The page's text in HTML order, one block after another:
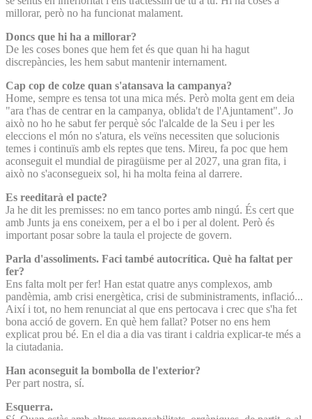
millorar, però no ha funcionat malament.
Doncs que hi ha a millorar?
De les coses bones que hem fet és que quan hi ha hagut
discrepàncies, les hem sabut mantenir internament.
Cap cop de colze quan s'atansava la campanya?
Home, sempre es tensa tot una mica més. Però molta gent em deia
"ara t'has de centrar en la campanya, oblida't de l'Ajuntament". Jo
això no ho he sabut fer perquè sóc l'alcalde de la Seu i per les
eleccions el món no s'atura, els veïns necessiten que solucionis
temes i continuïs amb els reptes que tens. Mireu, fa poc que hem
aconseguit el mundial de piragüisme per al 2027, una gran fita, i
això no s'aconsegueix sol, hi ha molta feina al darrere.
Es reeditarà el pacte?
Ja he dit les premisses: no em tanco portes amb ningú. És cert que
amb Junts ja ens coneixem, per a el bo i per al dolent. Però és
important posar sobre la taula el projecte de govern.
Parla d'assoliments. Faci també autocrítica. Què ha faltat per
fer?
Ens falta molt per fer! Han estat quatre anys complexos, amb
pandèmia, amb crisi energètica, crisi de subministraments, inflació...
Així i tot, no hem renunciat al que ens pertocava i crec que s'ha fet
bona acció de govern. En què hem fallat? Potser no ens hem
explicat prou bé. En el dia a dia vas tirant i caldria explicar-te més a
la ciutadania.
Han aconseguit la bombolla de l'exterior?
Per part nostra, sí.
Esquerra.